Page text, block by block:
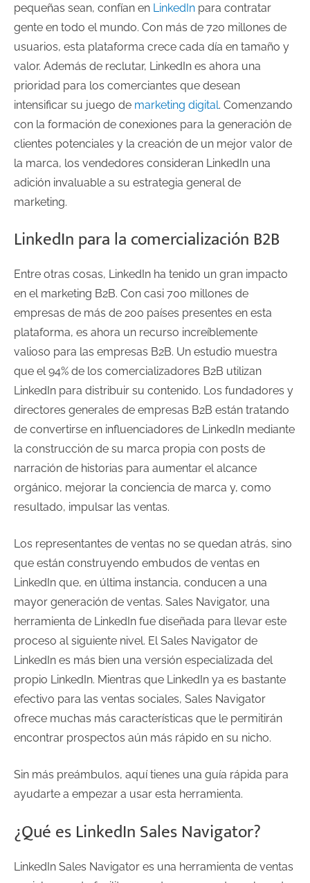
pequeñas sean, confían en LinkedIn para contratar
gente en todo el mundo. Con más de 720 millones de
usuarios, esta plataforma crece cada día en tamaño y
valor. Además de reclutar, LinkedIn es ahora una
prioridad para los comerciantes que desean
intensificar su juego de marketing digital. Comenzando
con la formación de conexiones para la generación de
clientes potenciales y la creación de un mejor valor de
la marca, los vendedores consideran LinkedIn una
adición invaluable a su estrategia general de
marketing.
LinkedIn para la comercialización B2B
Entre otras cosas, LinkedIn ha tenido un gran impacto
en el marketing B2B. Con casi 700 millones de
empresas de más de 200 países presentes en esta
plataforma, es ahora un recurso increíblemente
valioso para las empresas B2B. Un estudio muestra
que el 94% de los comercializadores B2B utilizan
LinkedIn para distribuir su contenido. Los fundadores y
directores generales de empresas B2B están tratando
de convertirse en influenciadores de LinkedIn mediante
la construcción de su marca propia con posts de
narración de historias para aumentar el alcance
orgánico, mejorar la conciencia de marca y, como
resultado, impulsar las ventas.
Los representantes de ventas no se quedan atrás, sino
que están construyendo embudos de ventas en
LinkedIn que, en última instancia, conducen a una
mayor generación de ventas. Sales Navigator, una
herramienta de LinkedIn fue diseñada para llevar este
proceso al siguiente nivel. El Sales Navigator de
LinkedIn es más bien una versión especializada del
propio LinkedIn. Mientras que LinkedIn ya es bastante
efectivo para las ventas sociales, Sales Navigator
ofrece muchas más características que le permitirán
encontrar prospectos aún más rápido en su nicho.
Sin más preámbulos, aquí tienes una guía rápida para
ayudarte a empezar a usar esta herramienta.
¿Qué es LinkedIn Sales Navigator?
LinkedIn Sales Navigator es una herramienta de ventas